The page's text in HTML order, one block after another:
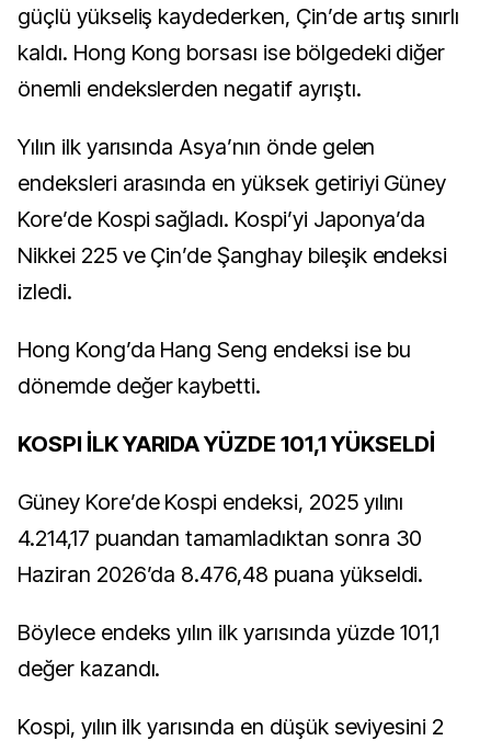
güçlü yükseliş kaydederken, Çin’de artış sınırlı
kaldı. Hong Kong borsası ise bölgedeki diğer
önemli endekslerden negatif ayrıştı.
Yılın ilk yarısında Asya’nın önde gelen
endeksleri arasında en yüksek getiriyi Güney
Kore’de Kospi sağladı. Kospi’yi Japonya’da
Nikkei 225 ve Çin’de Şanghay bileşik endeksi
izledi.
Hong Kong’da Hang Seng endeksi ise bu
dönemde değer kaybetti.
KOSPI İLK YARIDA YÜZDE 101,1 YÜKSELDİ
Güney Kore’de Kospi endeksi, 2025 yılını
4.214,17 puandan tamamladıktan sonra 30
Haziran 2026’da 8.476,48 puana yükseldi.
Böylece endeks yılın ilk yarısında yüzde 101,1
değer kazandı.
Kospi, yılın ilk yarısında en düşük seviyesini 2